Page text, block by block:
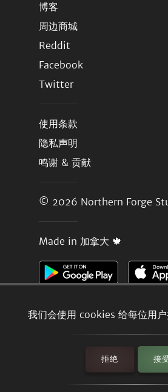
我们会使用 cookies 给每位用户
拒绝 接
博客
周边商城
Reddit
Facebook
Twitter
使用条款
隐私声明
鸣谢 & 贡献
© 2026 Northern Forge
Made in 加拿大 🍁